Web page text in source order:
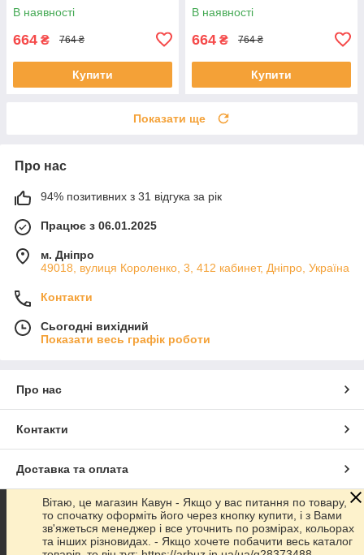
В наявності
664 ₴ 764 ₴
Купити
В наявності
664 ₴ 764 ₴
Купити
Показати ще
Про нас
94% позитивних з 31 відгука за рік
Працює з 06.01.2025
м. Дніпро
49018, вулиця Короленко, 3, 412 кабинет, Дніпро, Україна
Контакти
Сьогодні вихідний
Показати весь графік роботи
Про нас
Контакти
Доставка та оплата
Графік роботи
Повна версія сайту
Вітаю, це магазин Кавун - Якщо у вас питання по товару,
то спочатку оформіть його через кнопку купити, і з Вами
зв'яжеться менеджер і все уточнить по розмірах, кольорах
та інших різновидах. - Якщо хочете побачити весь каталог